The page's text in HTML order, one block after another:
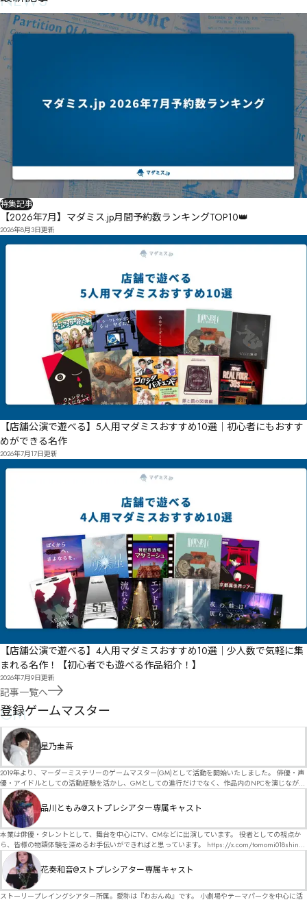
特集記事
【2026年7月】マダミス.jp月間予約数ランキングTOP10👑
2026年8月3日更新
【店舗公演で遊べる】5人用マダミスおすすめ10選｜初心者にもおすす
めができる名作
2026年7月17日更新
【店舗公演で遊べる】4人用マダミスおすすめ10選｜少人数で気軽に集
まれる名作！【初心者でも遊べる作品紹介！】
2026年7月9日更新
記事一覧へ
GM
登録ゲームマスター
星乃圭吾
2019年より、マーダーミステリーのゲームマスター(GM)として活動を開始いたしました。 俳優・声
優・アイドルとしての活動経験を活かし、GMとしての進行だけでなく、作品内のNPCを演じなが
ら、お客様に物語の世界へ入り込んでいただくような演出・サービスを得意としています。 自分自
身でも作品制作を行っているので、作家さんが作品に込めた想いや意図を大切にしながら、その作
品の魅力をお客様に届けられるような公演を心がけています。 参加してくださる皆様がどんなエン
ディングを迎えるのか、どんな物語が生まれるのかを想像しながら、公演を進めていく時間が本当
に大好きです！ 対応可能作品は、オフライン（対面）作品のみとなります。 得意分野をひとつ挙げ
るなら恋愛もの（恋愛要素を含むシナリオ）ですが、ファンタジー、デスゲーム、青春ものなど、
ジャンルを問わず幅広く対応可能です！お任せください！ 《所属団体・店舗》 ★ Lanbelysma -ラン
ビリズマ- (代表・制作・GM) ★ ストーリープレイングシアター (GM) ★ フィネガンズ ウェイク
(GM)
品川ともみ@ストプレシアター専属キャスト
本業は俳優・タレントとして、舞台を中心にTV、CMなどに出演しています。 役者としての視点か
ら、皆様の物語体験を深めるお手伝いができればと思っています。 https://x.com/tomomi018shin?
s=11 活動内容はSNSにて投稿しています。 SPT所属。 ストーリープレイングシアター「星詠みの
標」にてGMデビュー。 ボードゲーム×体感型演劇 イマーシブカフェ「コアクト」(不定期開催)出
演中。
花奏和音@ストプレシアター専属キャスト
ストーリープレイングシアター所属。愛称は『わおんぬ』です。 小劇場やテーマパークを中心に活